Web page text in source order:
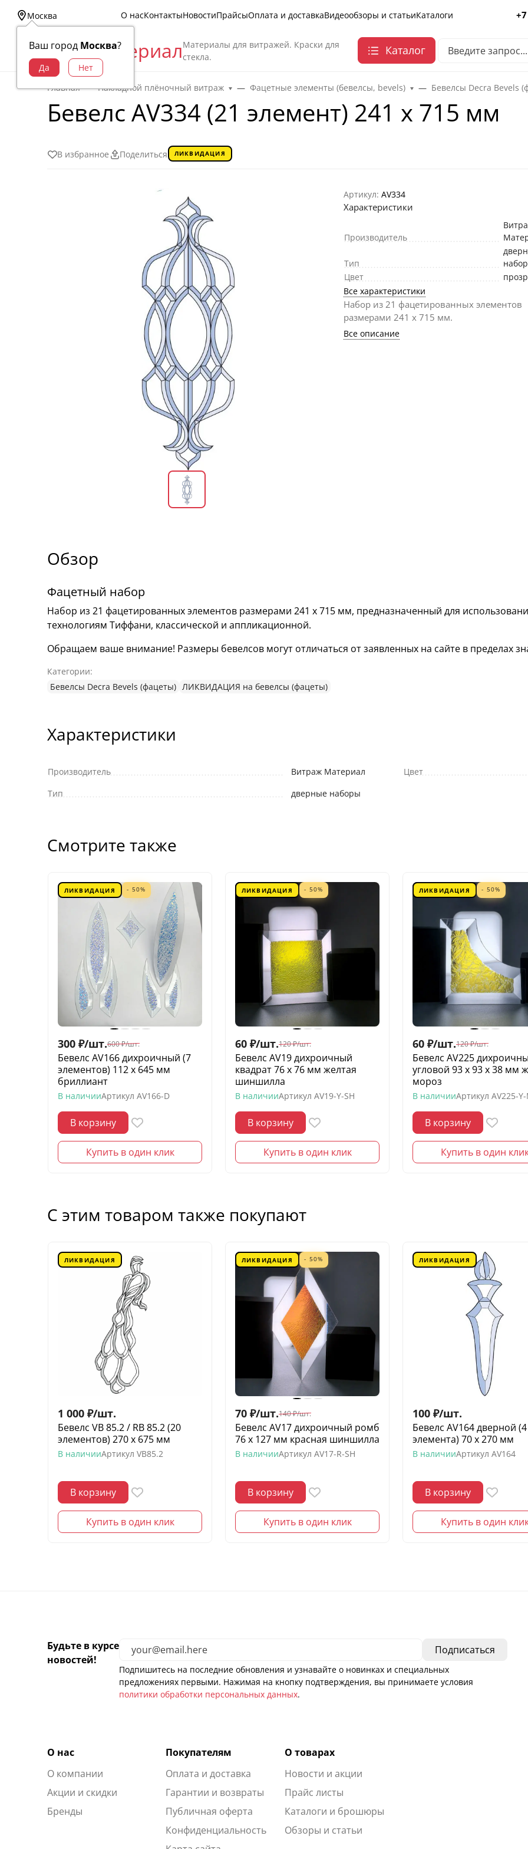
Москва
Ваш город Москва?
О насКонтактыНовостиПрайсыОплата и доставкаВидеообзоры и статьиКаталоги
Витраж МатериалМатериалы для витражей. Краски для
стекла.
Каталог
Главная Накладной плёночный витраж Фацетные элементы (бевелсы, bevels) Бевелсы Decra Bevels
Бевелс AV334 (21 элемент) 241 х 715 мм
В избранное Поделиться ЛИКВИДАЦИЯ
Артикул: AV334
Характеристики
Производитель
Тип
Цвет
Все характеристики
Набор из 21 фацетированных элементов
размерами 241 х 715 мм.
Все описание
Обзор
Фацетный набор
Набор из 21 фацетированных элементов размерами 241 х 715 мм, предназначенный для
технологиям Тиффани, классической и аппликационной.
Обращаем ваше внимание! Размеры бевелсов могут отличаться от заявленных на сайте в пределах
Категории:
Бевелсы Decra Bevels (фацеты) ЛИКВИДАЦИЯ на бевелсы (фацеты)
Характеристики
Производитель
Витраж Материал
Тип
дверные наборы
Цвет
Смотрите также
ЛИКВИДАЦИЯ - 50%
300 ₽/шт.600 ₽/шт.
Бевелс AV166 дихроичный (7
элементов) 112 х 645 мм
бриллиант
В наличииАртикул AV166-D
В корзину
Купить в один клик
ЛИКВИДАЦИЯ - 50%
60 ₽/шт.120 ₽/шт.
Бевелс AV19 дихроичный
квадрат 76 х 76 мм желтая
шиншилла
В наличииАртикул AV19-Y-SH
В корзину
Купить в один клик
ЛИКВИДАЦИЯ - 50%
60 ₽/шт.120 ₽/шт.
Бевелс AV225
угловой 93 х 93 х 38 мм
мороз
В наличииАртикул AV225-
В корзину
Купить в один
С этим товаром также покупают
ЛИКВИДАЦИЯ
1 000 ₽/шт.
Бевелс VB 85.2 / RB 85.2 (20
элементов) 270 х 675 мм
В наличииАртикул VB85.2
В корзину
Купить в один клик
ЛИКВИДАЦИЯ - 50%
70 ₽/шт.140 ₽/шт.
Бевелс AV17 дихроичный ромб
76 х 127 мм красная шиншилла
В наличииАртикул AV17-R-SH
В корзину
Купить в один клик
ЛИКВИДАЦИЯ
100 ₽/шт.
Бевелс AV164 дверной (4
элемента) 70 х 270 мм
В наличииАртикул AV164
В корзину
Купить в один
Будьте в курсе
новостей!
Подпишитесь на последние обновления и узнавайте о новинках и специальных
предложениях первыми. Нажимая на кнопку подтверждения, вы принимаете условия
политики обработки персональных данных.
О нас
О компании
Акции и скидки
Бренды
Покупателям
Оплата и доставка
Гарантии и возвраты
Публичная оферта
Конфиденциальность
О товарах
Новости и акции
Прайс листы
Каталоги и брошюры
Обзоры и статьи